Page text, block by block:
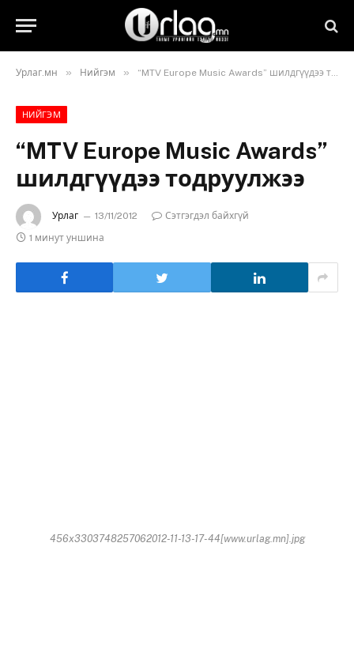
Урлаг.мн » Нийгэм » “MTV Europe Music Awards” шилдгүүдээ тодруулжээ
НИЙГЭМ
“MTV Europe Music Awards”
шилдгүүдээ тодруулжээ
Урлаг 13/11/2012
Сэтгэгдэл байхгүй
1 минут уншина
456x3303748257062012-11-13-17-44[www.urlag.mn].jpg